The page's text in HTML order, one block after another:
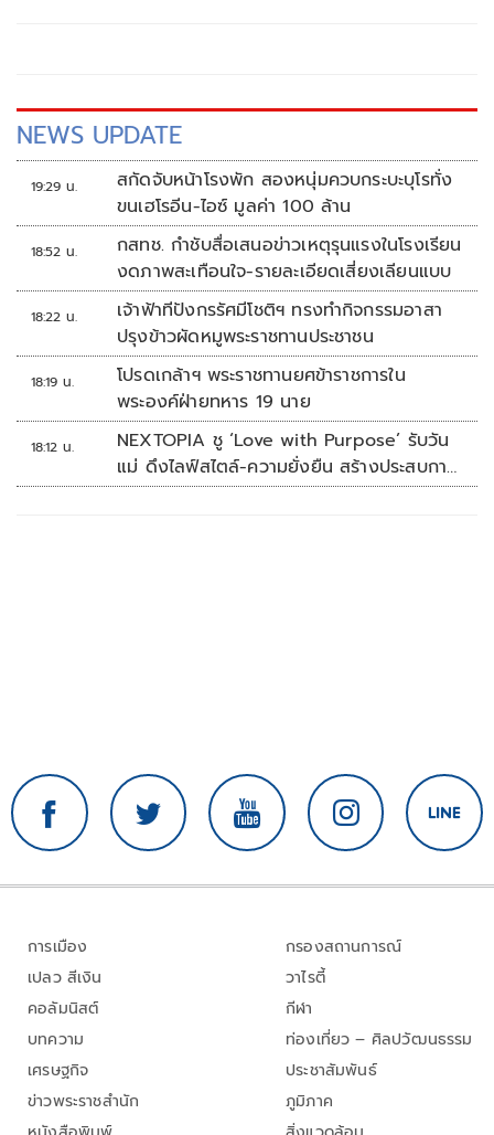
NEWS UPDATE
19:29 น.
สกัดจับหน้าโรงพัก สองหนุ่มควบกระบะบุโรทั่ง
ขนเฮโรอีน-ไอซ์ มูลค่า 100 ล้าน
18:52 น.
กสทช. กำชับสื่อเสนอข่าวเหตุรุนแรงในโรงเรียน
งดภาพสะเทือนใจ-รายละเอียดเสี่ยงเลียนแบบ
18:22 น.
เจ้าฟ้าทีปังกรรัศมีโชติฯ ทรงทำกิจกรรมอาสา
ปรุงข้าวผัดหมูพระราชทานประชาชน
18:19 น.
โปรดเกล้าฯ พระราชทานยศข้าราชการใน
พระองค์ฝ่ายทหาร 19 นาย
18:12 น.
NEXTOPIA ชู ‘Love with Purpose’ รับวัน
แม่ ดึงไลฟ์สไตล์-ความยั่งยืน สร้างประสบกา
รณ์ช้อปปิงมีความหมาย
การเมือง
เปลว สีเงิน
คอลัมนิสต์
บทความ
เศรษฐกิจ
ข่าวพระราชสำนัก
กรองสถานการณ์
วาไรตี้
กีฬา
ท่องเที่ยว – ศิลปวัฒนธรรม
ประชาสัมพันธ์
ภูมิภาค